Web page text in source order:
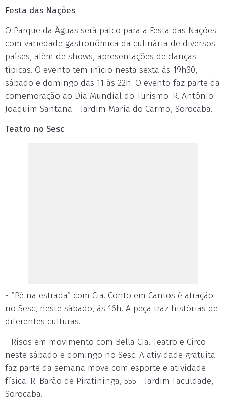
Festa das Nações
O Parque da Águas será palco para a Festa das Nações
com variedade gastronômica da culinária de diversos
países, além de shows, apresentações de danças
típicas. O evento tem início nesta sexta às 19h30,
sábado e domingo das 11 às 22h. O evento faz parte da
comemoração ao Dia Mundial do Turismo. R. Antônio
Joaquim Santana - Jardim Maria do Carmo, Sorocaba.
Teatro no Sesc
- “Pé na estrada” com Cia. Conto em Cantos é atração
no Sesc, neste sábado, às 16h. A peça traz histórias de
diferentes culturas.
- Risos em movimento com Bella Cia. Teatro e Circo
neste sábado e domingo no Sesc. A atividade gratuita
faz parte da semana move com esporte e atividade
física. R. Barão de Piratininga, 555 - Jardim Faculdade,
Sorocaba.